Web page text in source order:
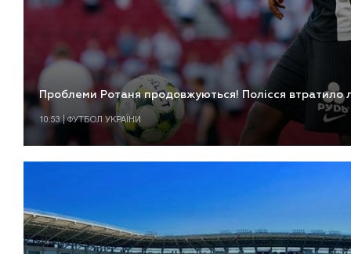
Проблеми Ротаня продовжуються! Полісся втратило
10:53 | ФУТБОЛ УКРАЇНИ